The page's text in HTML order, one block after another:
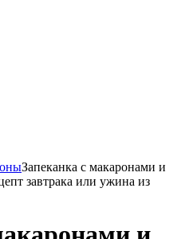
Запеканка с макаронами и
завтрака или ужина из